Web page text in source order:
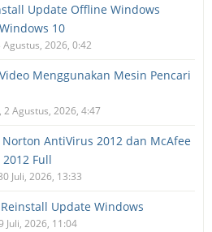
Update Offline Windows
10
2026, 0:42
Menggunakan Mesin Pencari
Agustus, 2026, 4:47
AntiVirus 2012 dan McAfee
Full
Juli, 2026, 13:33
Update Windows
Juli, 2026, 11:04